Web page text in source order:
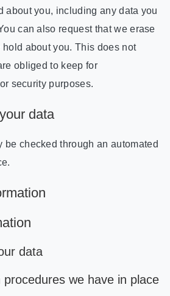
about you, including any data you
can also request that we erase
about you. This does not
obliged to keep for
security purposes.
data
be checked through an automated
data
we have in place